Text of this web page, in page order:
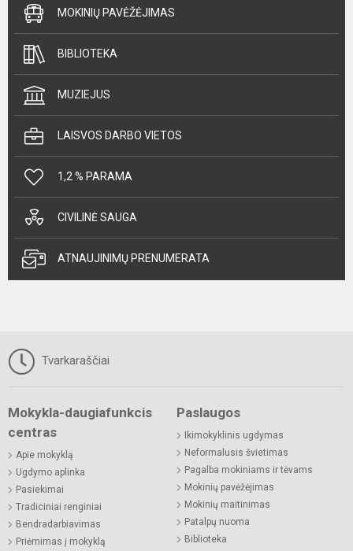
MOKINIŲ PAVĖŽĖJIMAS
BIBLIOTEKA
MUZIEJUS
LAISVOS DARBO VIETOS
1,2 % PARAMA
CIVILINĖ SAUGA
ATNAUJINIMŲ PRENUMERATA
Tvarkaraščiai
Mokykla-daugiafunkcis
centras
Apie mokyklą
Ugdymo aplinka
Pasiekimai
Tradiciniai renginiai
Bendradarbiavimas
Priėmimas į mokyklą
Paslaugos
Ikimokyklinis ugdymas
Neformalusis švietimas
Pagalba mokiniams ir tėvams
Mokinių pavėžėjimas
Mokinių maitinimas
Patalpų nuoma
Biblioteka